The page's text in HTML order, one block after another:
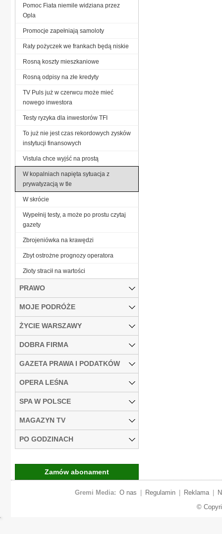
Pomoc Fiata niemile widziana przez
Opla
Promocje zapełniają samoloty
Raty pożyczek we frankach będą niskie
Rosną koszty mieszkaniowe
Rosną odpisy na złe kredyty
TV Puls już w czerwcu może mieć
nowego inwestora
Testy ryzyka dla inwestorów TFI
To już nie jest czas rekordowych zysków
instytucji finansowych
Vistula chce wyjść na prostą
W kopalniach napięta sytuacja z
prywatyzacją w tle
W skrócie
Wypełnij testy, a może po prostu czytaj
gazety
Zbrojeniówka na krawędzi
Zbyt ostrożne prognozy operatora
Złoty stracił na wartości
PRAWO
MOJE PODRÓŻE
ŻYCIE WARSZAWY
DOBRA FIRMA
GAZETA PRAWA I PODATKÓW
OPERA LEŚNA
SPA W POLSCE
MAGAZYN TV
PO GODZINACH
Zamów abonament
Gremi Media: O nas Regulamin Reklama
©